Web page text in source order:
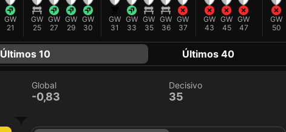
GW
21
GW
25
GW
27
GW
29
GW
30
GW
31
GW
33
GW
35
GW
36
GW
37
GW
43
GW
45
GW
47
GW
50
Últimos 10 Últimos 40
Global
-0,83
Decisivo
35